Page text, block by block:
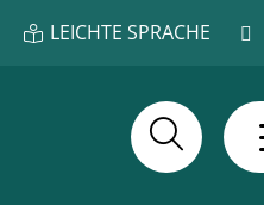
LEICHTE SPRACHE